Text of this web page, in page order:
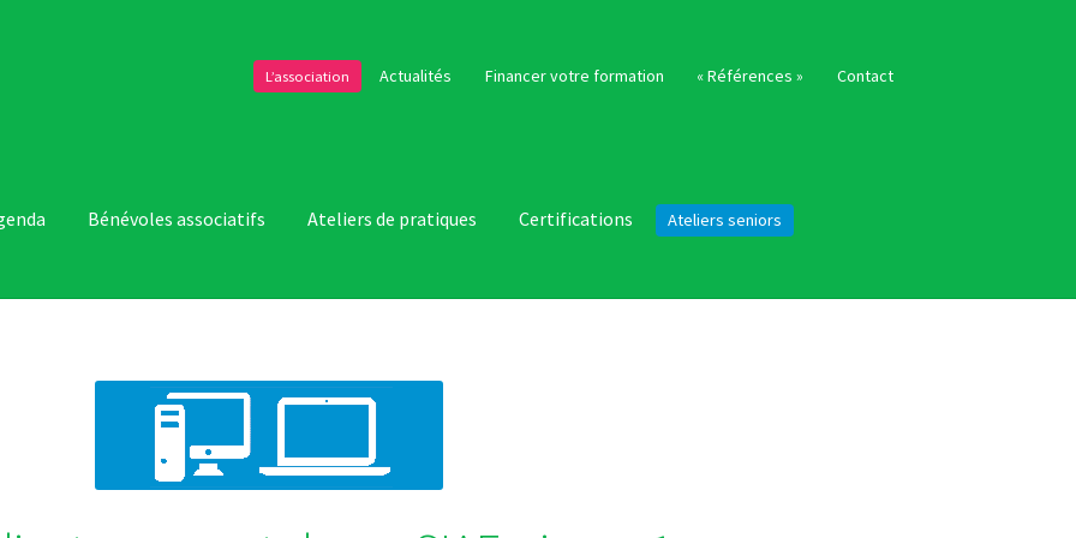
L’association Actualités Financer votre formation « Références » Contact
Bénévoles associatifs Ateliers de pratiques Certifications Ateliers seniors